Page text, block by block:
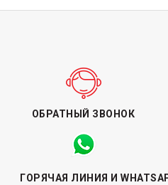
ОБРАТНЫЙ ЗВОНОК
ГОРЯЧАЯ ЛИНИЯ И